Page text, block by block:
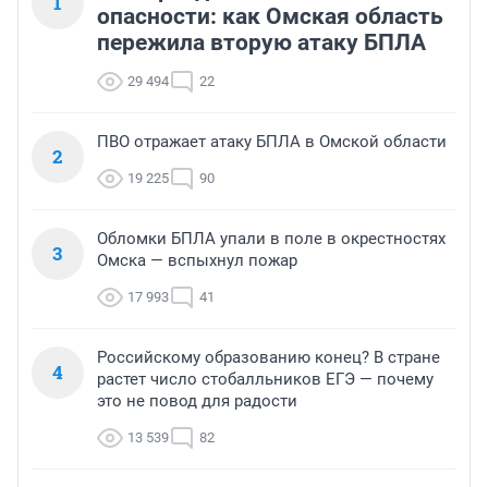
опасности: как Омская область
пережила вторую атаку БПЛА
29 494 22
2
ПВО отражает атаку БПЛА в Омской области
19 225 90
3
Обломки БПЛА упали в поле в окрестностях
Омска — вспыхнул пожар
17 993 41
4
Российскому образованию конец? В стране
растет число стобалльников ЕГЭ — почему
это не повод для радости
13 539 82